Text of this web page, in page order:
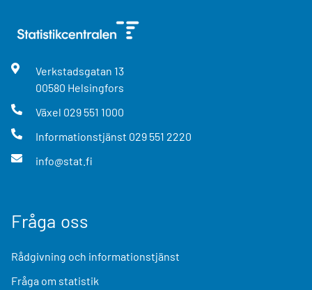
Verkstadsgatan 13
00580 Helsingfors
Växel 029 551 1000
Informationstjänst 029 551 2220
info@stat.fi
Fråga oss
Rådgivning och informationstjänst
Fråga om statistik